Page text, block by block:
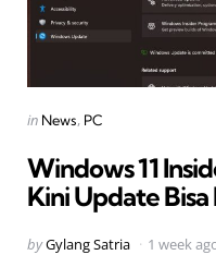
Categories
Posted
in News PC
Windows 11
Kini Update
Posted
byGylang Satria 1 week